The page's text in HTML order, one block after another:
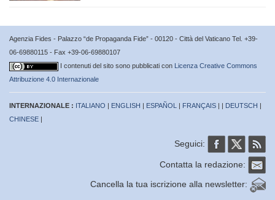
Agenzia Fides - Palazzo “de Propaganda Fide” - 00120 - Città del Vaticano Tel. +39-
06-69880115 - Fax +39-06-69880107
I contenuti del sito sono pubblicati con Licenza Creative Commons
Attribuzione 4.0 Internazionale
INTERNAZIONALE : ITALIANO | ENGLISH | ESPAÑOL | FRANÇAIS | | DEUTSCH |
CHINESE |
Seguici:
Contatta la redazione:
Cancella la tua iscrizione alla newsletter: